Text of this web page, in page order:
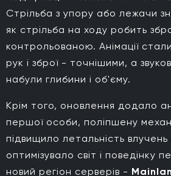
Стрільба з упору або лежачи
як стрільба на ходу робить
контрольованою. Анімації
рук і зброї - точнішими, а
набули глибини і об'єму.
Крім того, оновлення додало
першої особи, поліпшену
підвищило летальність влучень
оптимізувало світ і поведінку
новий регіон серверів -